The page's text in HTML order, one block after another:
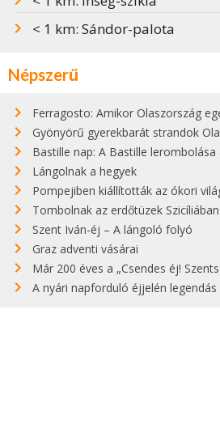
< 1 km: Sándor-palota
Népszerű
Ferragosto: Amikor Olaszország
Gyönyörű gyerekbarát strandok
Bastille nap: A Bastille lerombolása az
Lángolnak a hegyek
Pompejiben kiállították az ókori világ
Tombolnak az erdőtüzek
Szent Iván-éj – A lángoló folyó
Graz adventi vásárai
Már 200 éves a „Csendes éj!
A nyári napforduló éjjelén legendás hegyi